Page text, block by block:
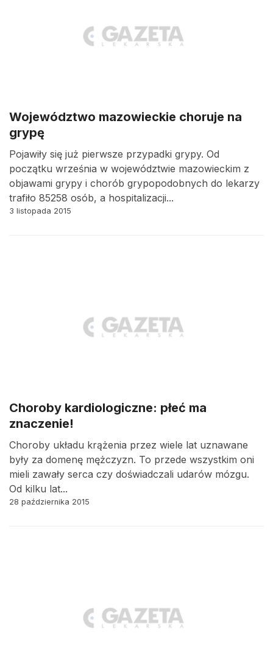
Województwo mazowieckie choruje na
grypę
Pojawiły się już pierwsze przypadki grypy. Od
początku września w województwie mazowieckim z
objawami grypy i chorób grypopodobnych do lekarzy
trafiło 85258 osób, a hospitalizacji...
3 listopada 2015
Choroby kardiologiczne: płeć ma
znaczenie!
Choroby układu krążenia przez wiele lat uznawane
były za domenę mężczyzn. To przede wszystkim oni
mieli zawały serca czy doświadczali udarów mózgu.
Od kilku lat...
28 października 2015